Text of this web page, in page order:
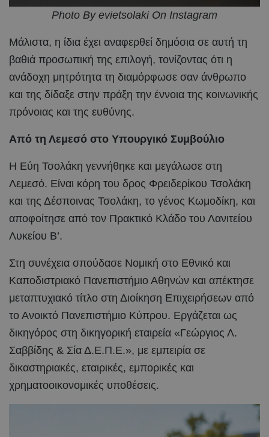
Photo By evietsolaki On Instagram
Μάλιστα, η ίδια έχει αναφερθεί δημόσια σε αυτή τη
βαθιά προσωπική της επιλογή, τονίζοντας ότι η
ανάδοχη μητρότητα τη διαμόρφωσε σαν άνθρωπο
και της δίδαξε στην πράξη την έννοια της κοινωνικής
πρόνοιας και της ευθύνης.
Από τη Λεμεσό στο Υπουργικό Συμβούλιο
Η Εύη Τσολάκη γεννήθηκε και μεγάλωσε στη
Λεμεσό. Είναι κόρη του δρος Φρειδερίκου Τσολάκη
και της Δέσποινας Τσολάκη, το γένος Κωμοδίκη, και
αποφοίτησε από τον Πρακτικό Κλάδο του Λανιτείου
Λυκείου Β’.
Στη συνέχεια σπούδασε Νομική στο Εθνικό και
Καποδιστριακό Πανεπιστήμιο Αθηνών και απέκτησε
μεταπτυχιακό τίτλο στη Διοίκηση Επιχειρήσεων από
το Ανοικτό Πανεπιστήμιο Κύπρου. Εργάζεται ως
δικηγόρος στη δικηγορική εταιρεία «Γεώργιος Λ.
Σαββίδης & Σία Δ.Ε.Π.Ε.», με εμπειρία σε
δικαστηριακές, εταιρικές, εμπορικές και
χρηματοοικονομικές υποθέσεις.